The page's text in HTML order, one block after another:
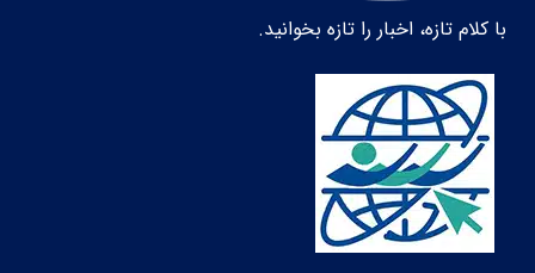
با کلام تازه، اخبار را تازه بخوانید.